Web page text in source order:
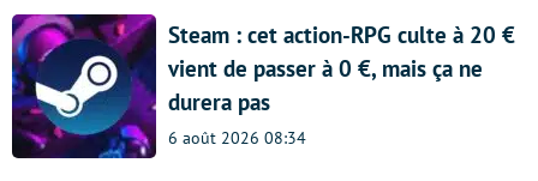
Steam : cet action-RPG culte à 20 €
vient de passer à 0 €, mais ça ne
durera pas
6 août 2026 08:34